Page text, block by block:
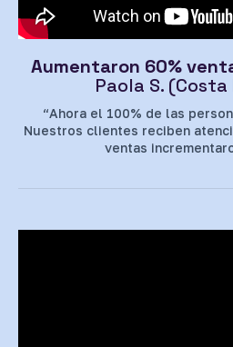
Aumentaron 60%
Paola S. (Costa
“Ahora el 100% de las
Nuestros clientes reciben
ventas